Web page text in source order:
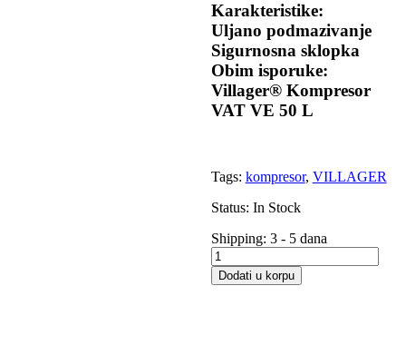
Karakteristike:
Uljano podmazivanje
Sigurnosna sklopka
Obim isporuke:
Villager® Kompresor
VAT VE 50 L
Tags: kompresor, VILLAGER
Status: In Stock
Shipping: 3 - 5 dana
Villager®
Kompresor
VAT
Dodati u korpu